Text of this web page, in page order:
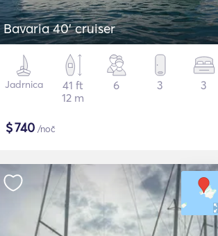
Bavaria 40' cruiser
Jadrnica
41 ft
12 m
6 3 3
$740 /noč